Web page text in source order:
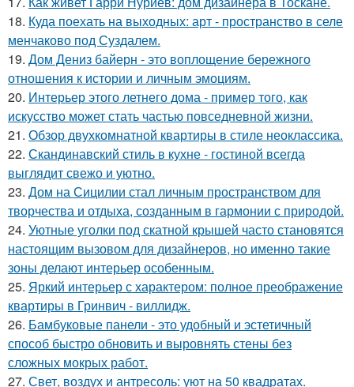
18. Куда поехать на выходных: арт - пространство в селе
менчаково под Суздалем.
19. Дом Дениз байерн - это воплощение бережного
отношения к истории и личным эмоциям.
20. Интерьер этого летнего дома - пример того, как
искусство может стать частью повседневной жизни.
21. Обзор двухкомнатной квартиры в стиле неоклассика.
22. Скандинавский стиль в кухне - гостиной всегда
выглядит свежо и уютно.
23. Дом на Сицилии стал личным пространством для
творчества и отдыха, созданным в гармонии с природой.
24. Уютные уголки под скатной крышей часто становятся
настоящим вызовом для дизайнеров, но именно такие
зоны делают интерьер особенным.
25. Яркий интерьер с характером: полное преображение
квартиры в Гринвич - виллидж.
26. Бамбуковые панели - это удобный и эстетичный
способ быстро обновить и выровнять стены без
сложных мокрых работ.
27. Свет, воздух и антресоль: уют на 50 квадратах.